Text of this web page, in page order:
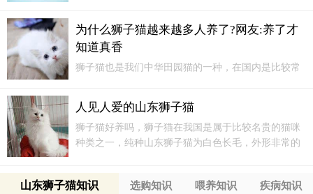
子猫不贵的主要原因是山东狮子猫在我国是家猫...
为什么狮子猫越来越多人养了?网友:养了才
知道真香
狮子猫也是我们中华田园猫的一种，在国内是比较常
道真香~1、气质非凡；
人见人爱的山东狮子猫
狮子猫好养吗，狮子猫在我国是属于比较名贵的猫咪
种类之一，纯种山东狮子猫为白色长毛，外形非常的
山东狮子猫知识 选购知识 喂养知识 疾病知识